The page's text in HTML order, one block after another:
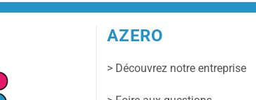
AZERO
> Découvrez notre entreprise